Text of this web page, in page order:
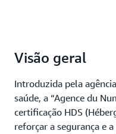
Visão geral
Introduzida pela
saúde, a “Agence du
certificação HDS
reforçar a segurança e